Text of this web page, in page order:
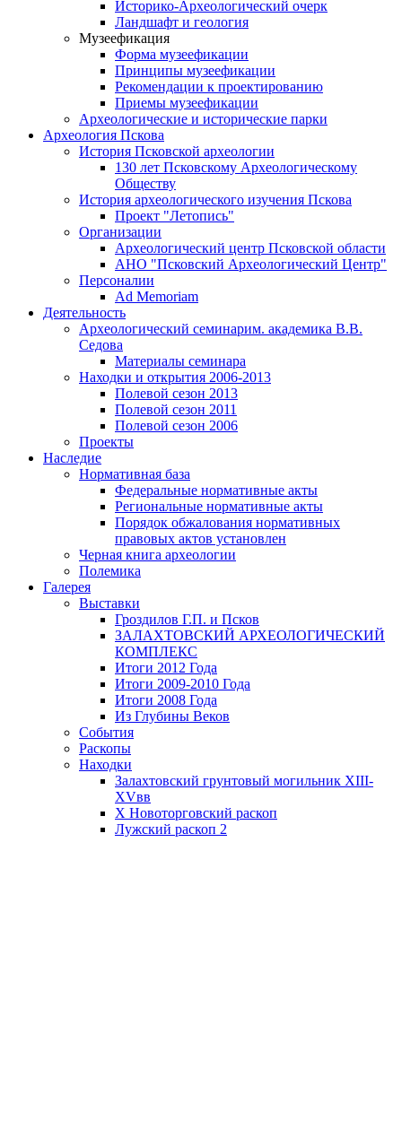
Историко-Археологический очерк
Ландшафт и геология
Музеефикация
Форма музеефикации
Принципы музеефикации
Рекомендации к проектированию
Приемы музеефикации
Археологические и исторические парки
Археология Пскова
История Псковской археологии
130 лет Псковскому Археологическому
Обществу
История археологического изучения Пскова
Проект "Летопись"
Организации
Археологический центр Псковской области
АНО "Псковский Археологический Центр"
Персоналии
Ad Memoriam
Деятельность
Археологический семинарим. академика В.В.
Седова
Материалы семинара
Находки и открытия 2006-2013
Полевой сезон 2013
Полевой сезон 2011
Полевой сезон 2006
Проекты
Наследие
Нормативная база
Федеральные нормативные акты
Региональные нормативные акты
Порядок обжалования нормативных
правовых актов установлен
Черная книга археологии
Полемика
Галерея
Выставки
Гроздилов Г.П. и Псков
ЗАЛАХТОВСКИЙ АРХЕОЛОГИЧЕСКИЙ
КОМПЛЕКС
Итоги 2012 Года
Итоги 2009-2010 Года
Итоги 2008 Года
Из Глубины Веков
События
Раскопы
Находки
Залахтовский грунтовый могильник XIII-
XVвв
X Новоторговский раскоп
Лужский раскоп 2